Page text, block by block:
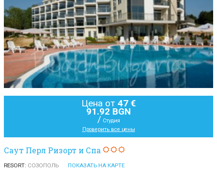
Цена от 47 €
91.92 BGN
/ Студия
Проверить все цены
Саут Перл Ризорт и Спа
RESORT: СОЗОПОЛЬ ПОКАЗАТЬ НА КАРТЕ